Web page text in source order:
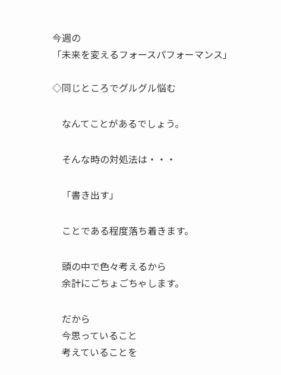
今週の
「未来を変えるフォースパフォーマンス」
◇同じところでグルグル悩む
なんてことがあるでしょう。
そんな時の対処法は・・・
「書き出す」
ことである程度落ち着きます。
頭の中で色々考えるから
余計にごちょごちゃします。
だから
今思っていること
考えていることを